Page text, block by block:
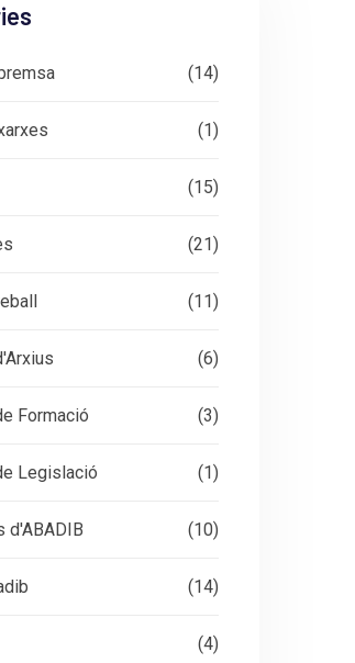
(14)
(1)
(15)
(21)
(11)
(6)
Formació (3)
Legislació (1)
d'ABADIB (10)
(14)
(4)